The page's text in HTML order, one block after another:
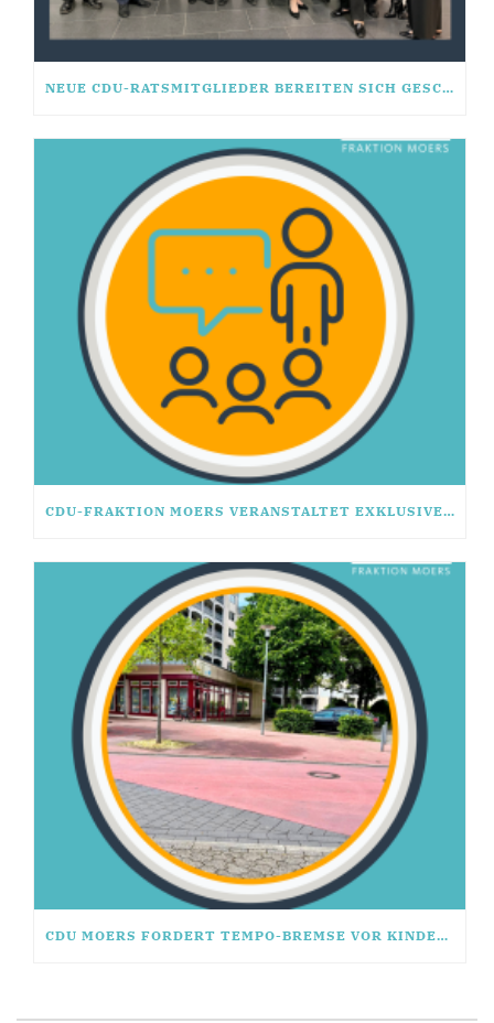
NEUE CDU-RATSMITGLIEDER BEREITEN SICH GESCHLOSSEN AUF KÜNFTIGE WAHLPERIODE VOR
CDU-FRAKTION MOERS VERANSTALTET EXKLUSIVES RHETORIK-SEMINAR
CDU MOERS FORDERT TEMPO-BREMSE VOR KINDEREINRICHTUNG